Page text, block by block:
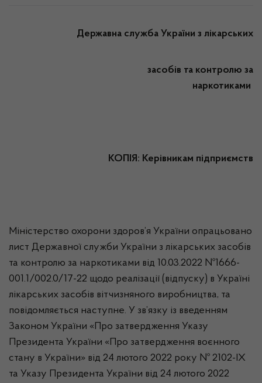
Державна служба України з лікарських
засобів та контролю за
наркотиками
КОПІЯ: Керівникам підприємств
Міністерство охорони здоров’я України опрацьовано
лист Державної служби України з лікарських засобів
та контролю за наркотиками від 10.03.2022 №1666-
001.1/002.0/17-22 щодо реалізації (відпуску) в Україні
лікарських засобів вітчизняного виробництва, та
повідомляється наступне. У зв’язку із введенням
Законом України «Про затвердження Указу
Президента України «Про затвердження воєнного
стану в України» від 24 лютого 2022 року № 2102-ІХ
та Указу Президента України від 24 лютого 2022